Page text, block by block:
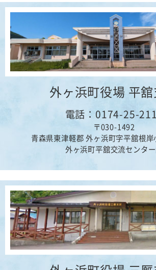
外ヶ浜町役場 平
電話：0174-25-
〒030-1492
青森県東津軽郡 外ヶ浜町字平舘根
外ヶ浜町平舘交流センタ